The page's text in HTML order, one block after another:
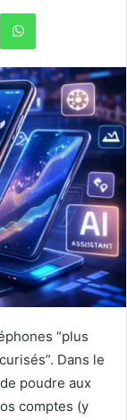
WhatsApp
“plus
Dans le
poudre aux
comptes (y